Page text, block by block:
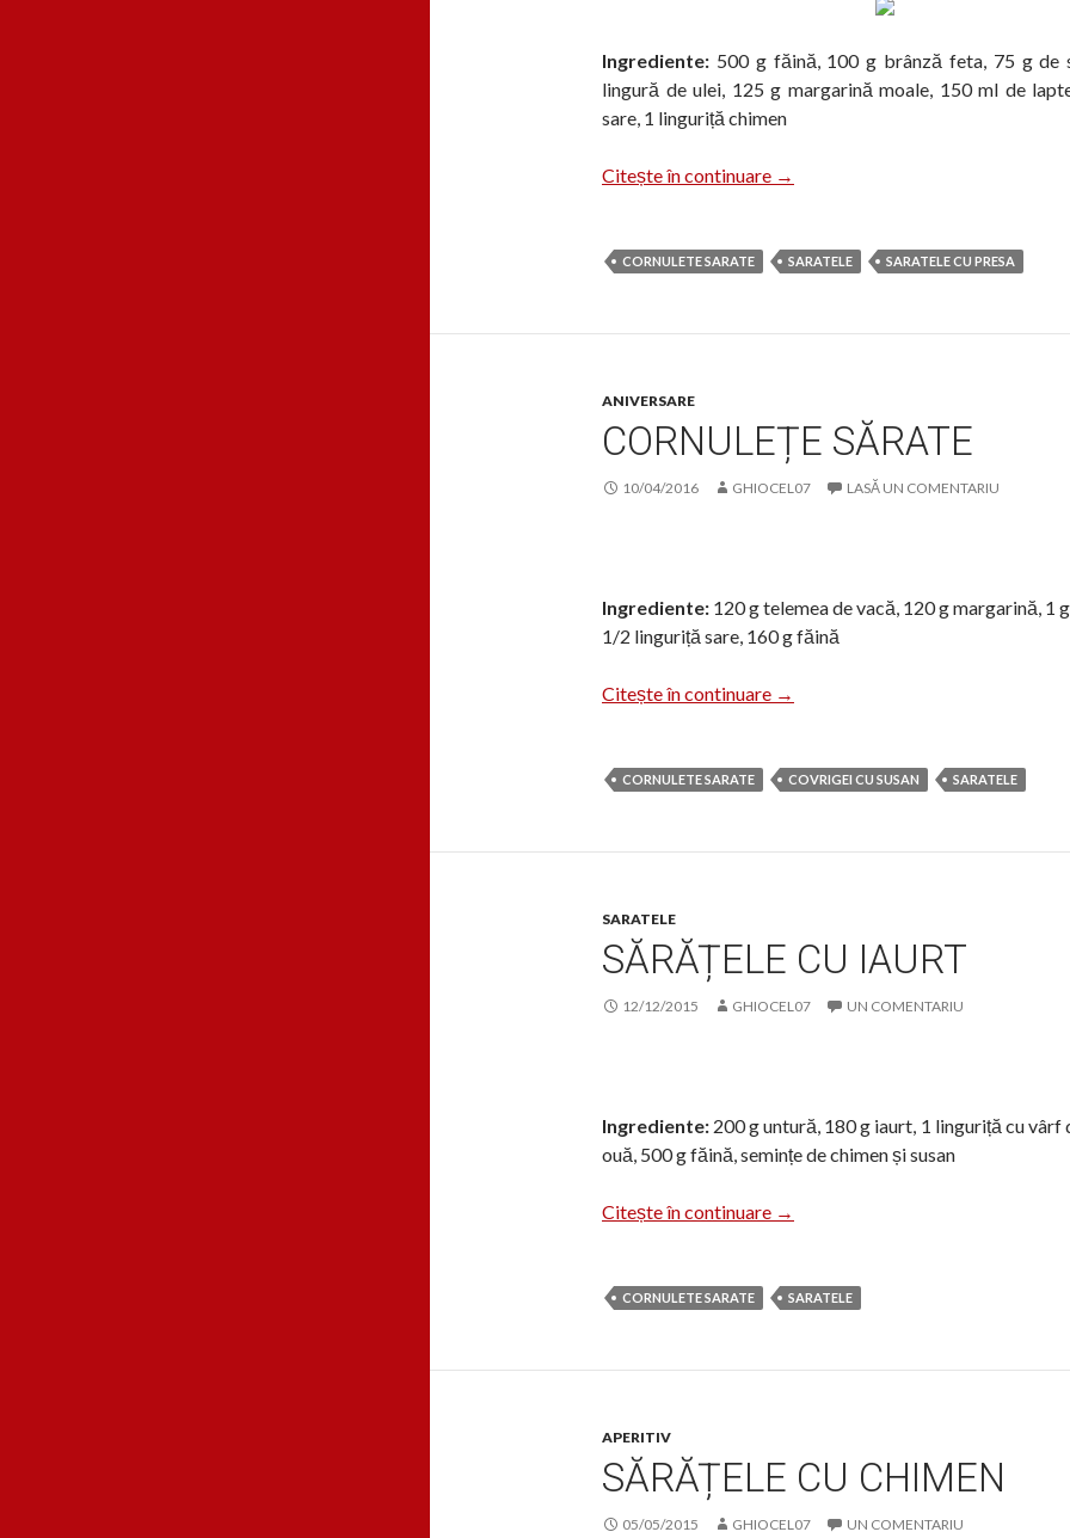
Ingrediente: 500 g făină, 100 g brânză feta, 75 g de
lingură de ulei, 125 g margarină moale, 150 ml de
sare, 1 linguriță chimen
Citește în continuare Sărățele cu brânză și chimen, făcute
→
CORNULETE SARATE SARATELE SARATELE CU PRESA
ANIVERSARE
CORNULEȚE SĂRATE
10/04/2016 GHIOCEL07 LASĂ UN COMENTARIU
Ingrediente: 120 g telemea de vacă, 120 g margarină, 1
1/2 linguriță sare, 160 g făină
Citește în continuare Cornulețe sărate
→
CORNULETE SARATE COVRIGEI CU SUSAN SARATELE
SARATELE
SĂRĂȚELE CU IAURT
12/12/2015 GHIOCEL07 UN COMENTARIU
Ingrediente: 200 g untură, 180 g iaurt, 1 linguriță cu vârf
ouă, 500 g făină, semințe de chimen și susan
Citește în continuare Sărățele cu iaurt
→
CORNULETE SARATE SARATELE
APERITIV
SĂRĂȚELE CU CHIMEN
05/05/2015 GHIOCEL07 UN COMENTARIU